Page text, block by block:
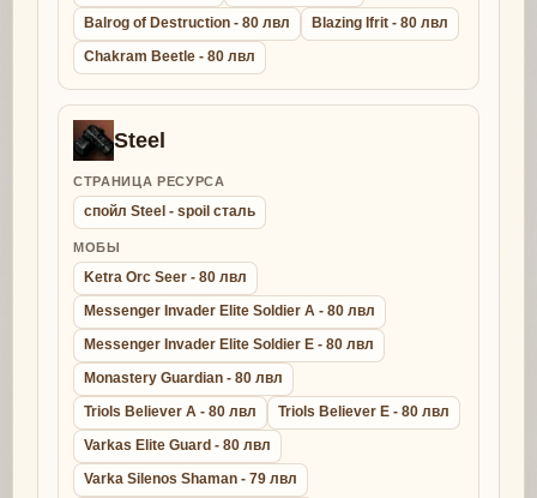
Balrog of Destruction - 80 лвл
Blazing Ifrit - 80 лвл
Chakram Beetle - 80 лвл
Steel
СТРАНИЦА РЕСУРСА
спойл Steel - spoil сталь
МОБЫ
Ketra Orc Seer - 80 лвл
Messenger Invader Elite Soldier A - 80 лвл
Messenger Invader Elite Soldier E - 80 лвл
Monastery Guardian - 80 лвл
Triols Believer A - 80 лвл
Triols Believer E - 80 лвл
Varkas Elite Guard - 80 лвл
Varka Silenos Shaman - 79 лвл